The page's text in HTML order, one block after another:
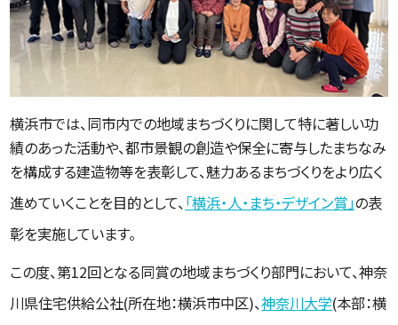
横浜市では、同市内での地域まちづくりに関して特に著しい功
績のあった活動や、都市景観の創造や保全に寄与したまちなみ
を構成する建造物等を表彰して、魅力あるまちづくりをより広く
進めていくことを目的として、 「横浜・人・まち・デザイン賞」の表
彰を実施しています。
この度、第12回となる同賞の地域まちづくり部門において、神奈
川県住宅供給公社(所在地：横浜市中区)、神奈川大学(本部：横